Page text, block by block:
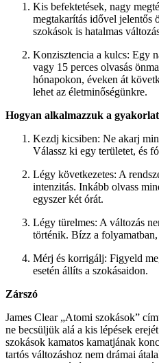
Kis befektetések, nagy
megtakarítás idővel jelentős
szokások is hatalmas
Konzisztencia a kulcs: Egy
vagy 15 perces olvasás
hónapokon, éveken át
lehet az életminőségünkre.
Hogyan alkalmazzuk a
Kezdj kicsiben: Ne akarj
Válassz ki egy területet, és
Légy következetes: A
intenzitás. Inkább olvass
egyszer két órát.
Légy türelmes: A változás
történik. Bízz a
Mérj és korrigálj: Figyeld
esetén állíts a szokásaidon.
Zárszó
James Clear „Atomi szokások”
ne becsüljük alá a kis lépések
szokások kamatos kamatjának
tartós változáshoz nem drámai